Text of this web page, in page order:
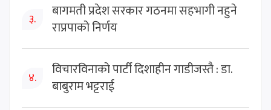
३.
बागमती प्रदेश सरकार गठनमा सहभागी नहुने
राप्रपाको निर्णय
४.
विचारविनाको पार्टी दिशाहीन गाडीजस्तै : डा.
बाबुराम भट्टराई